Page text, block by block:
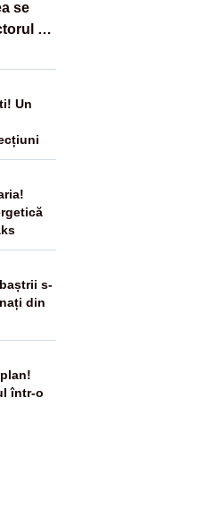
se
2
Un
s-
din
într-o